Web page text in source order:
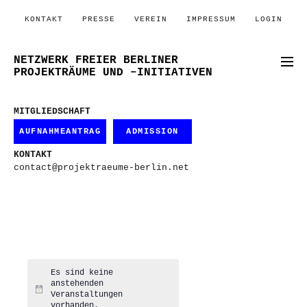
KONTAKT PRESSE VEREIN IMPRESSUM LOGIN
NETZWERK FREIER BERLINER
PROJEKTRÄUME UND –INITIATIVEN
MITGLIEDSCHAFT
AUFNAHMEANTRAG ADMISSION
KONTAKT
contact@projektraeume-berlin.net
Hinweis
Es sind keine
anstehenden
Veranstaltungen